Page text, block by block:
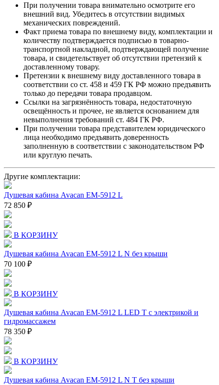
При получении товара внимательно осмотрите его
внешний вид. Убедитесь в отсутствии видимых
механических повреждений.
Факт приема товара по внешнему виду, комплектации и
количеству подтверждается подписью в товарно-
транспортной накладной, подтверждающей получение
товара, и свидетельствует об отсутствии претензий к
доставленному товару.
Претензии к внешнему виду доставленного товара в
соответствии со ст. 458 и 459 ГК РФ можно предъявить
только до передачи товара продавцом.
Ссылки на загрязнённость товара, недостаточную
освещённость и прочее, не является основанием для
невыполнения требований ст. 484 ГК РФ.
При получении товара представителем юридического
лица необходимо предъявить доверенность
заполненную в соответствии с законодательством РФ
или круглую печать.
Другие комплектации:
Душевая кабина Avacan EM-5912 L
72 850 ₽
В КОРЗИНУ
Душевая кабина Avacan EM-5912 L N без крыши
70 100 ₽
В КОРЗИНУ
Душевая кабина Avacan EM-5912 L LED T с электрикой и
гидромассажем
78 350 ₽
В КОРЗИНУ
Душевая кабина Avacan EM-5912 L N T без крыши